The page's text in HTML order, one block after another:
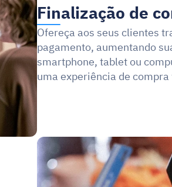
Finalização de
Ofereça aos seus clientes
pagamento, aumentando
smartphone, tablet ou
uma experiência de